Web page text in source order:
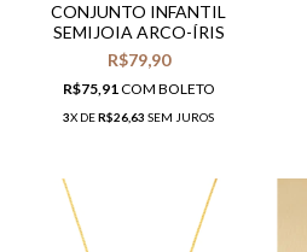
CONJUNTO INFANTIL
SEMIJOIA ARCO-ÍRIS
R$79,90
R$75,91COM BOLETO
3X DER$26,63 SEM JUROS